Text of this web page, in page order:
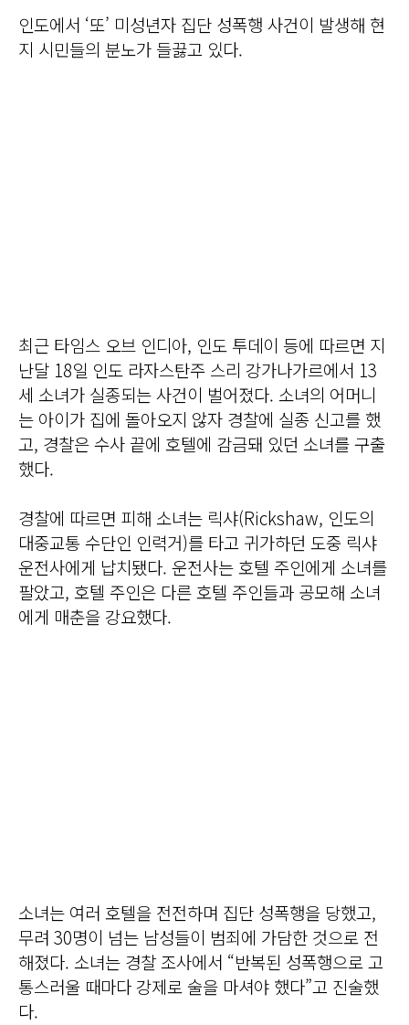
인도에서 ‘또’ 미성년자 집단 성폭행 사건이 발생해 현
지 시민들의 분노가 들끓고 있다.
최근 타임스 오브 인디아, 인도 투데이 등에 따르면 지
난달 18일 인도 라자스탄주 스리 강가나가르에서 13
세 소녀가 실종되는 사건이 벌어졌다. 소녀의 어머니
는 아이가 집에 돌아오지 않자 경찰에 실종 신고를 했
고, 경찰은 수사 끝에 호텔에 감금돼 있던 소녀를 구출
했다.
경찰에 따르면 피해 소녀는 릭샤(Rickshaw, 인도의
대중교통 수단인 인력거)를 타고 귀가하던 도중 릭샤
운전사에게 납치됐다. 운전사는 호텔 주인에게 소녀를
팔았고, 호텔 주인은 다른 호텔 주인들과 공모해 소녀
에게 매춘을 강요했다.
소녀는 여러 호텔을 전전하며 집단 성폭행을 당했고,
무려 30명이 넘는 남성들이 범죄에 가담한 것으로 전
해졌다. 소녀는 경찰 조사에서 “반복된 성폭행으로 고
통스러울 때마다 강제로 술을 마셔야 했다”고 진술했
다.